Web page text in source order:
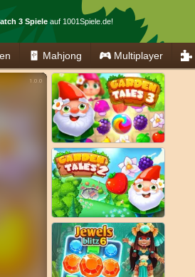
3 Spieleauf 1001Spiele.de!
Mahjong Multiplayer